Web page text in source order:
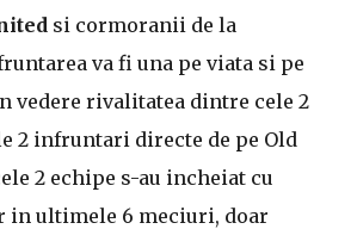
si cormoranii de la
va fi una pe viata si pe
vedere rivalitatea dintre cele 2
2 infruntari directe de pe Old
2 echipe s-au incheiat cu
in ultimele 6 meciuri, doar